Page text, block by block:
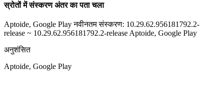
स्रोतों में संस्करण अंतर का पता चला
Aptoide, Google Play नवीनतम संस्करण: 10.29.62.956181792.2-
release ~ 10.29.62.956181792.2-release Aptoide, Google Play
अनुशंसित
Aptoide, Google Play